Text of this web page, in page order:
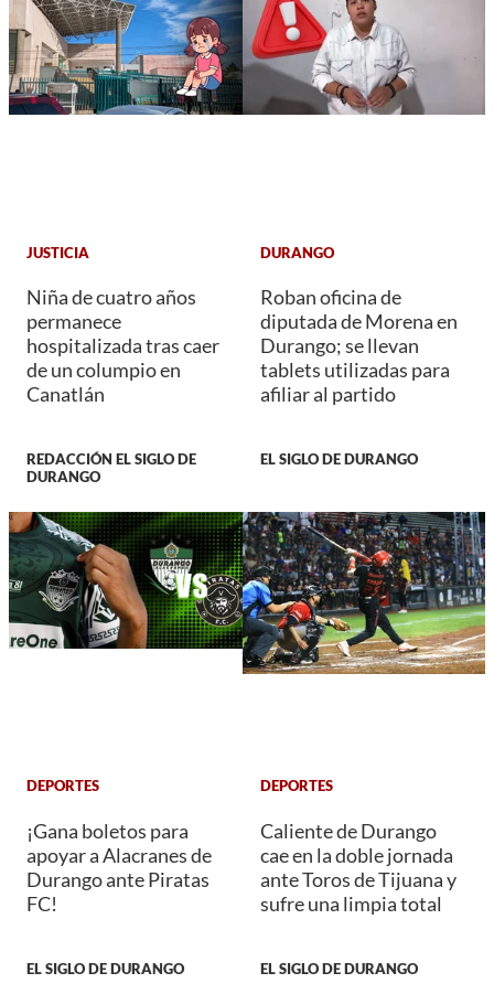
JUSTICIA
Niña de cuatro años
permanece
hospitalizada tras caer
de un columpio en
Canatlán
REDACCIÓN EL SIGLO DE
DURANGO
DURANGO
Roban oficina de
diputada de Morena en
Durango; se llevan
tablets utilizadas para
afiliar al partido
EL SIGLO DE DURANGO
DEPORTES
¡Gana boletos para
apoyar a Alacranes de
Durango ante Piratas
FC!
EL SIGLO DE DURANGO
DEPORTES
Caliente de Durango
cae en la doble jornada
ante Toros de Tijuana y
sufre una limpia total
EL SIGLO DE DURANGO